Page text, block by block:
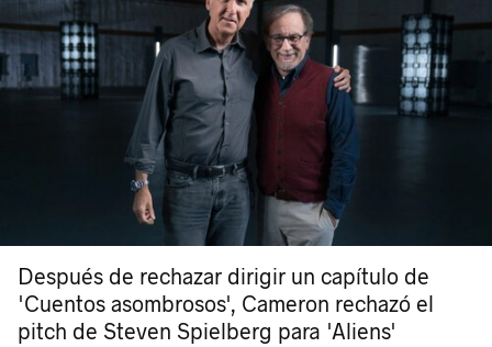
Después de rechazar dirigir un capítulo de
'Cuentos asombrosos', Cameron rechazó el
pitch de Steven Spielberg para 'Aliens'